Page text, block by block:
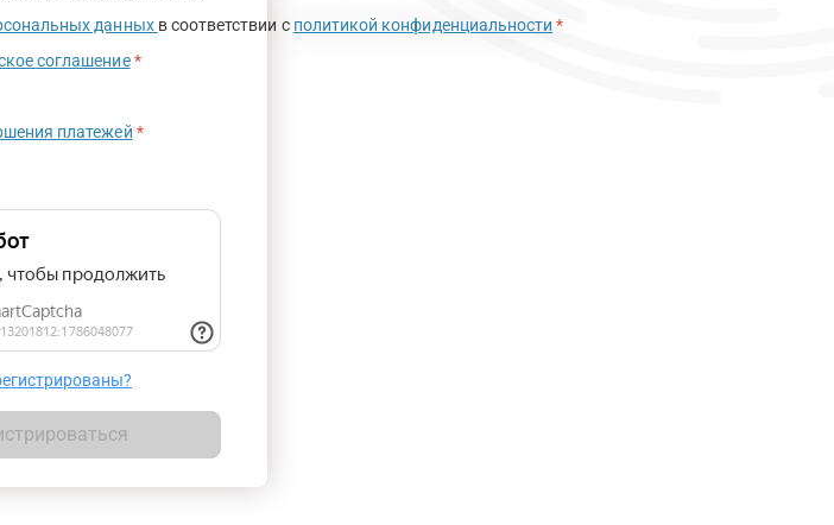
данных в соответствии с политикой конфиденциальности *
соглашение *
платежей *